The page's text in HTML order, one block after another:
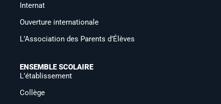
Internat
Ouverture internationale
L’Association des Parents d’Élèves
ENSEMBLE SCOLAIRE
L’établissement
Collège